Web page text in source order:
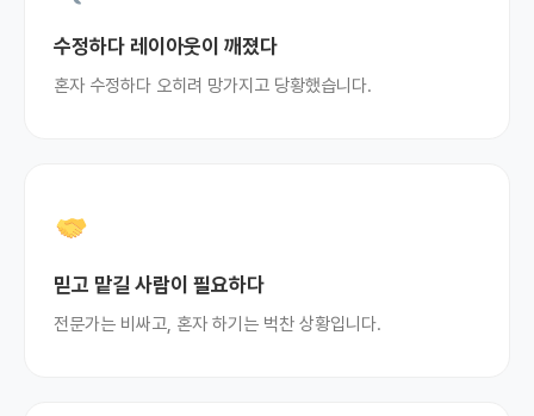
수정하다 레이아웃이 깨졌다
혼자 수정하다 오히려 망가지고 당황했습니다.
믿고 맡길 사람이 필요하다
전문가는 비싸고, 혼자 하기는 벅찬 상황입니다.